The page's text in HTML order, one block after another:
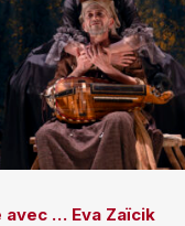
avec … Eva Zaïcik